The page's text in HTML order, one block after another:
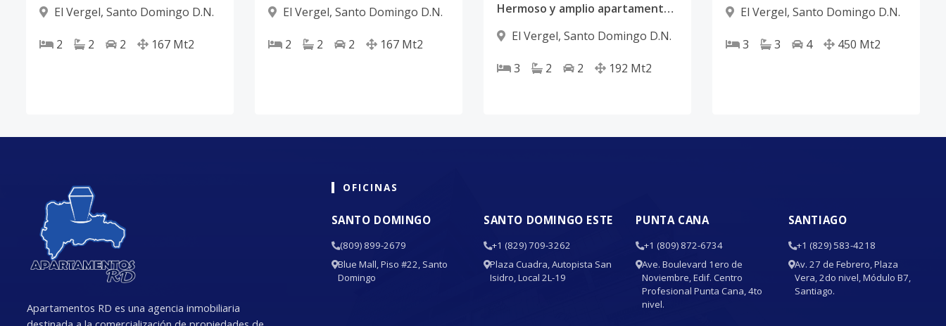
El Vergel, Santo Domingo D.N.
2 2 2 167 Mt2
El Vergel, Santo Domingo D.N.
2 2 2 167 Mt2
Hermoso y amplio apartamento en el Vergel, Santo Domingo con excelente ubicación de 3 habitaciones en $360,000
El Vergel, Santo Domingo D.N.
3 2 2 192 Mt2
El Vergel, Santo Domingo D.N.
3 3 4 450 Mt2
Apartamentos RD es una agencia inmobiliaria
OFICINAS
SANTO DOMINGO
(809) 899-2679
Blue Mall, Piso #22, Santo
Domingo
SANTO DOMINGO ESTE
+1 (829) 709-3262
Plaza Cuadra, Autopista San
Isidro, Local 2L-19
PUNTA CANA
+1 (809) 872-6734
Ave. Boulevard 1ero de
Noviembre, Edif. Centro
Profesional Punta Cana, 4to
nivel.
SANTIAGO
+1 (829) 583-4218
Av. 27 de Febrero, Plaza
Vera, 2do nivel, Módulo B7,
Santiago.